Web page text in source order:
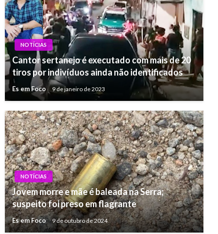
NOTÍCIAS
Cantor sertanejo é executado com mais de 20
tiros por indivíduos ainda não identificados
Es em Foco 9 de janeiro de 2023
NOTÍCIAS
Jovem morre e mãe é baleada na Serra;
suspeito foi preso em flagrante
Es em Foco 9 de outubro de 2024